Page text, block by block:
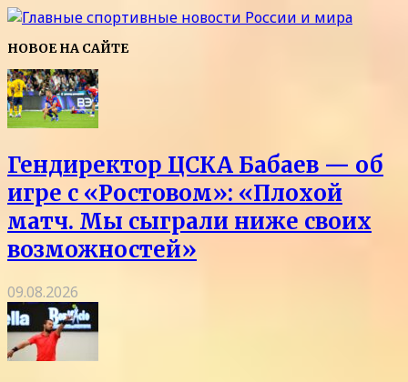
НОВОЕ НА САЙТЕ
Гендиректор ЦСКА Бабаев — об
игре с «Ростовом»: «Плохой
матч. Мы сыграли ниже своих
возможностей»
09.08.2026